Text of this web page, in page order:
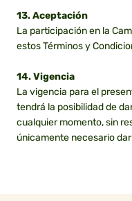
13. Aceptación
La participación en la
estos Términos y
14. Vigencia
La vigencia para el
tendrá la posibilidad de
cualquier momento, sin
únicamente necesario